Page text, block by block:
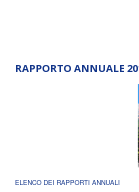
RAPPORTO ANNUALE
ELENCO DEI RAPPORTI ANNUALI